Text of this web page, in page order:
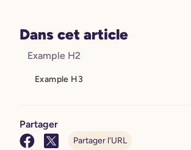
Dans cet article
Example H2
Example H3
Partager
Partager l'URL